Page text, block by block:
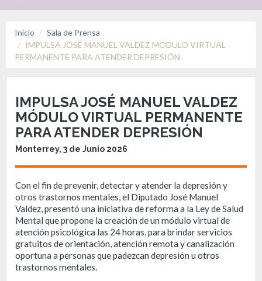
Inicio
Sala de Prensa
IMPULSA JOSÉ MANUEL VALDEZ MÓDULO VIRTUAL
PERMANENTE PARA ATENDER DEPRESIÓN
IMPULSA JOSÉ MANUEL VALDEZ
MÓDULO VIRTUAL PERMANENTE
PARA ATENDER DEPRESIÓN
Monterrey, 3 de Junio 2026
Con el fin de prevenir, detectar y atender la depresión y
otros trastornos mentales, el Diputado José Manuel
Valdez, presentó una iniciativa de reforma a la Ley de Salud
Mental que propone la creación de un módulo virtual de
atención psicológica las 24 horas, para brindar servicios
gratuitos de orientación, atención remota y canalización
oportuna a personas que padezcan depresión u otros
trastornos mentales.